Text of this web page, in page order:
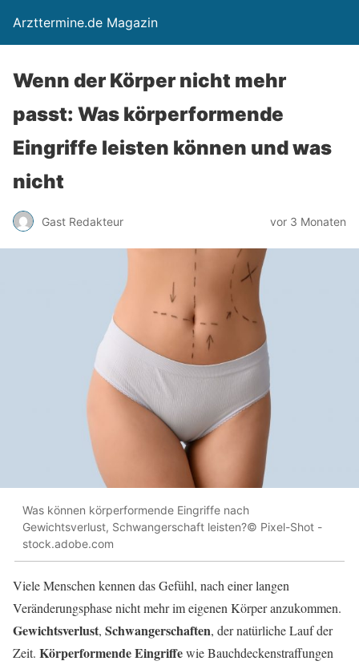
Arzttermine.de Magazin
Wenn der Körper nicht mehr
passt: Was körperformende
Eingriffe leisten können und was
nicht
Gast Redakteur vor 3 Monaten
Was können körperformende Eingriffe nach
Gewichtsverlust, Schwangerschaft leisten?© Pixel-Shot -
stock.adobe.com
Viele Menschen kennen das Gefühl, nach einer langen
Veränderungsphase nicht mehr im eigenen Körper anzukommen.
Gewichtsverlust, Schwangerschaften, der natürliche Lauf der
Zeit. Körperformende Eingriffewie Bauchdeckenstraffungen